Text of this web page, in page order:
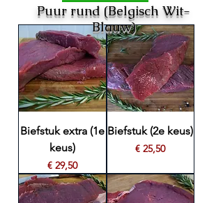
Biefstuk extra (1e
keus)
Prijs
€ 29,50
Biefstuk (2e keus)
Prijs
€ 25,50
Puur rund (Belgisch Wit-
Blauw)